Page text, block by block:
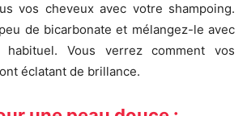
vos cheveux avec votre shampoing.
de bicarbonate et mélangez-le avec
habituel. Vous verrez comment vos
éclatant de brillance.